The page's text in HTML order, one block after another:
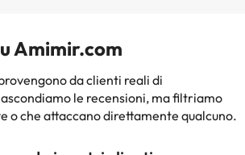
Amimir.com
da clienti reali di
le recensioni, ma filtriamo
o che attaccano direttamente qualcuno.